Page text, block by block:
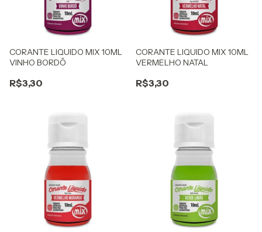
CORANTE LIQUIDO MIX 10ML
VINHO BORDÔ
R$3,30
CORANTE LIQUIDO MIX 10ML
VERMELHO NATAL
R$3,30